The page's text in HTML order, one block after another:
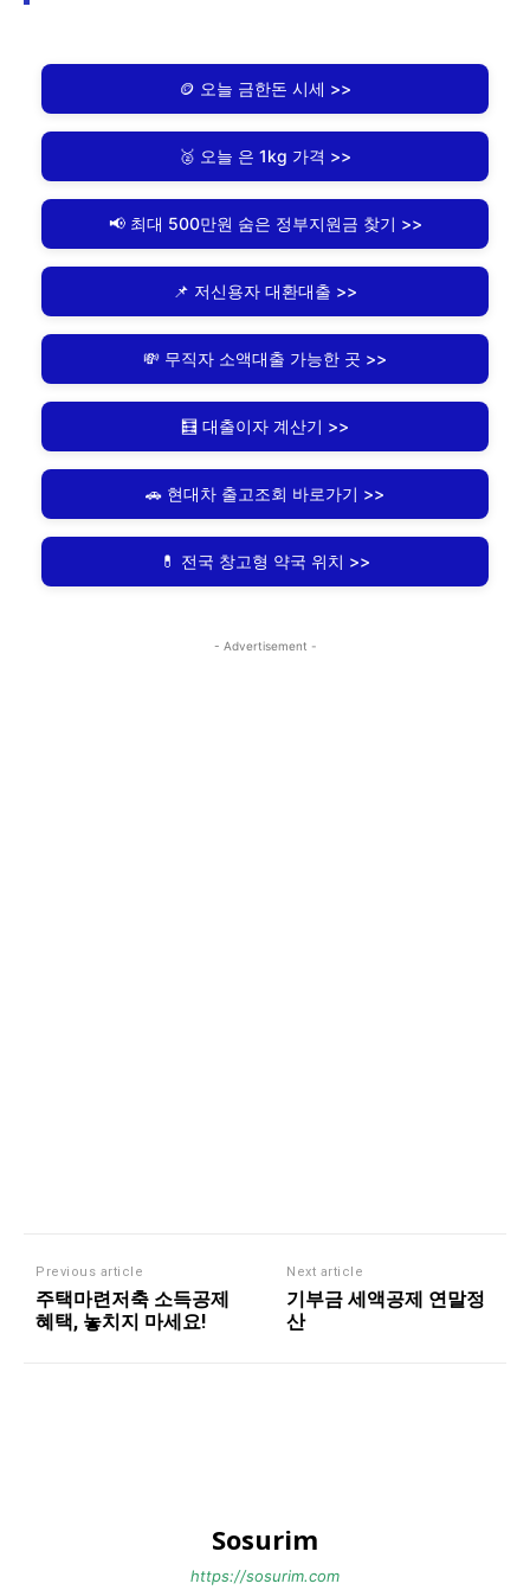
🪙 오늘 금한돈 시세 >>
🥈 오늘 은 1kg 가격 >>
📢 최대 500만원 숨은 정부지원금 찾기 >>
📌 저신용자 대환대출 >>
💸 무직자 소액대출 가능한 곳 >>
🧮 대출이자 계산기 >>
🚗 현대차 출고조회 바로가기 >>
💊 전국 창고형 약국 위치 >>
- Advertisement -
Previous article
주택마련저축 소득공제
혜택, 놓치지 마세요!
Next article
기부금 세액공제 연말정
산
Sosurim
https://sosurim.com